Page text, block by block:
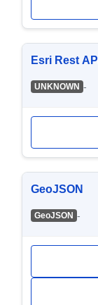
Esri Rest API
UNKNOWN -
GeoJSON
GeoJSON -